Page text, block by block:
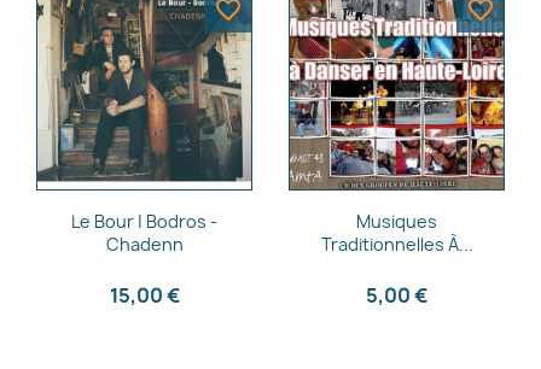
 Aperçu rapide
Le Bour | Bodros -
Chadenn
15,00 €
favorite_border
Aperçu rapide
Musiques
Traditionnelles À...
5,00 €
favorite_border